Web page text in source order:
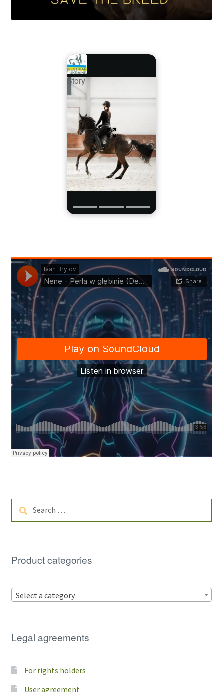
Story
for:
Product categories
Select a category
Legal agreements
For rights holders
User agreement